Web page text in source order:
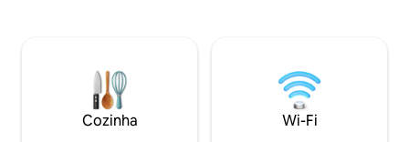
quarto do hotel fica particularmente
perto da estação Farringdon e do
Exmouth Market. Este é um espaço ideal
para estadias de curta duração!
cuidadosamente
tornam este
nova vida a cada
gerações
Cozinha Wi-Fi